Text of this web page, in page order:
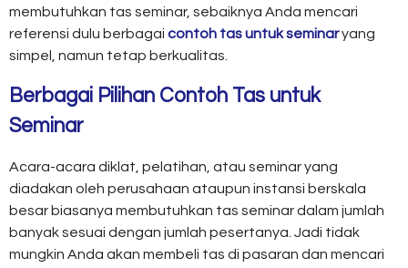
membutuhkan tas seminar, sebaiknya Anda mencari
referensi dulu berbagai contoh tas untuk seminaryang
simpel, namun tetap berkualitas.
Berbagai Pilihan Contoh Tas untuk
Seminar
Acara-acara diklat, pelatihan, atau seminar yang
diadakan oleh perusahaan ataupun instansi berskala
besar biasanya membutuhkan tas seminar dalam jumlah
banyak sesuai dengan jumlah pesertanya. Jadi tidak
mungkin Anda akan membeli tas di pasaran dan mencari